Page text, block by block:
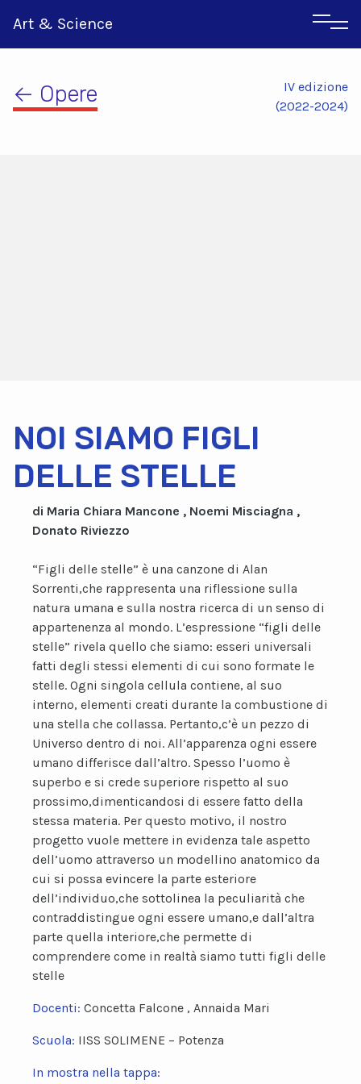
Art & Science
← Opere
IV edizione
(2022-2024)
NOI SIAMO FIGLI
DELLE STELLE
di Maria Chiara Mancone , Noemi Misciagna ,
Donato Riviezzo
“Figli delle stelle” è una canzone di Alan
Sorrenti,che rappresenta una riflessione sulla
natura umana e sulla nostra ricerca di un senso di
appartenenza al mondo. L’espressione “figli delle
stelle” rivela quello che siamo: esseri universali
fatti degli stessi elementi di cui sono formate le
stelle. Ogni singola cellula contiene, al suo
interno, elementi creati durante la combustione di
una stella che collassa. Pertanto,c’è un pezzo di
Universo dentro di noi. All’apparenza ogni essere
umano differisce dall’altro. Spesso l’uomo è
superbo e si crede superiore rispetto al suo
prossimo,dimenticandosi di essere fatto della
stessa materia. Per questo motivo, il nostro
progetto vuole mettere in evidenza tale aspetto
dell’uomo attraverso un modellino anatomico da
cui si possa evincere la parte esteriore
dell’individuo,che sottolinea la peculiarità che
contraddistingue ogni essere umano,e dall’altra
parte quella interiore,che permette di
comprendere come in realtà siamo tutti figli delle
stelle
Docenti: Concetta Falcone , Annaida Mari
Scuola: IISS SOLIMENE – Potenza
In mostra nella tappa: